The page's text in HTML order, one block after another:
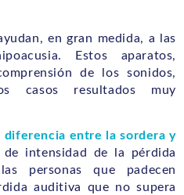
en gran medida, a las
Estos aparatos,
de los sonidos,
casos resultados muy
diferencia entre la sordera y
intensidad de la pérdida
personas que padecen
auditiva que no supera